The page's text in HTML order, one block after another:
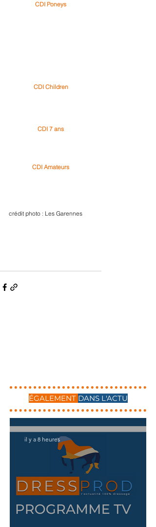
CDI Poneys
CDI Children
CDI 7 ans
CDI Amateurs
crédit photo : Les Garennes
ÉGALEMENT DANS L'ACTU
il y a 8 heures